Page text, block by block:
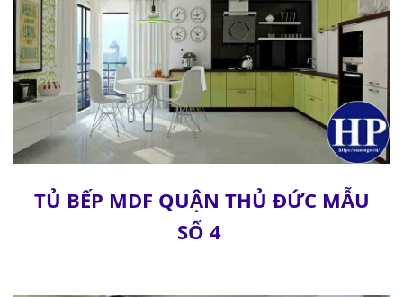
TỦ BẾP MDF QUẬN THỦ ĐỨC MẪU
SỐ 4